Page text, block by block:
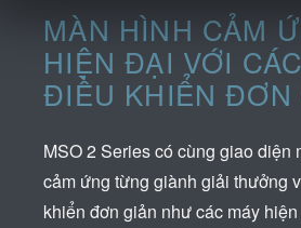
MÀN HÌNH CẢM
HIỆN ĐẠI VỚI
ĐIỀU KHIỂN ĐƠN
MSO 2 Series có cùng giao diện
cảm ứng từng giành giải thưởng
khiển đơn giản như các máy